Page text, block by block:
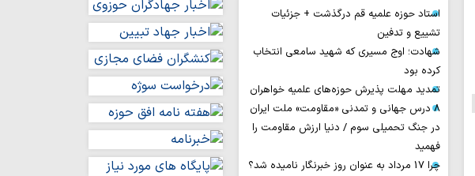
استاد حوزه علمیه قم درگذشت + جزئیات
تشییع و تدفین
شهادت؛ اوج مسیری که شهید سامعی انتخاب
کرده بود
تمدید مهلت پذیرش حوزه‌های علمیه خواهران
۸ درس جهانی و تمدنی «مقاومت» ملت ایران
در جنگ تحمیلی سوم / دنیا ارزش مقاومت را
فهمید
چرا 17 مرداد به عنوان روز خبرنگار نامیده شد؟